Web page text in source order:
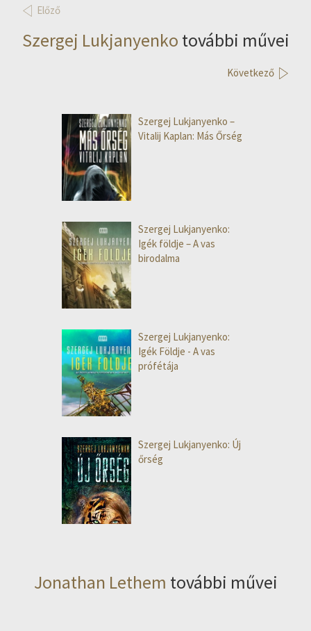
Előző
Szergej Lukjanyenko további művei
Következő
Szergej Lukjanyenko –
Vitalij Kaplan: Más Őrség
Szergej Lukjanyenko:
Igék földje – A vas
birodalma
Szergej Lukjanyenko:
Igék Földje - A vas
prófétája
Szergej Lukjanyenko: Új
őrség
Jonathan Lethem további művei